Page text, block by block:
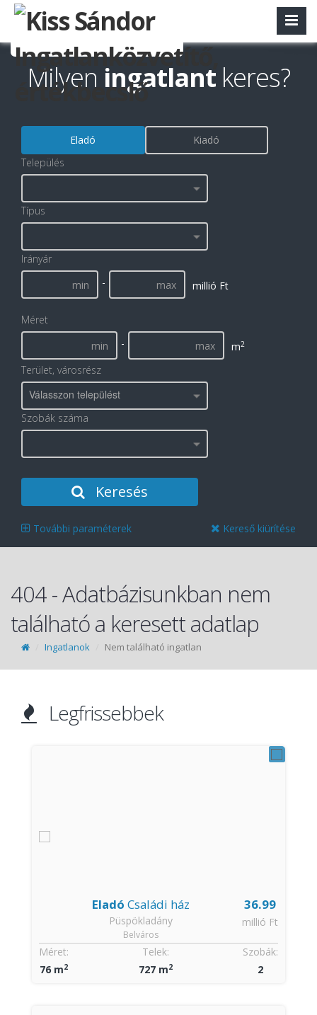
Milyen ingatlant keres?
Eladó
Kiadó
Település
Típus
Irányár
-
millió Ft
Méret
-
m2
Terület, városrész
Válasszon települést
Szobák száma
Keresés
További paraméterek Kereső kiürítése
404 - Adatbázisunkban nem
található a keresett adatlap
Ingatlanok Nem található ingatlan
Legfrissebbek
36.99
millió Ft
Eladó Családi ház
Püspökladány
Belváros
Szobák:
2
Méret:
76 m2
Telek:
727 m2